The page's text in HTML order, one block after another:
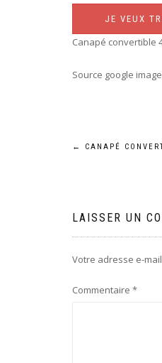
JE VEUX
Canapé convertible
Source google
l’article
← CANAPÉ
LAISSER UN
Votre adresse e-
Commentaire *